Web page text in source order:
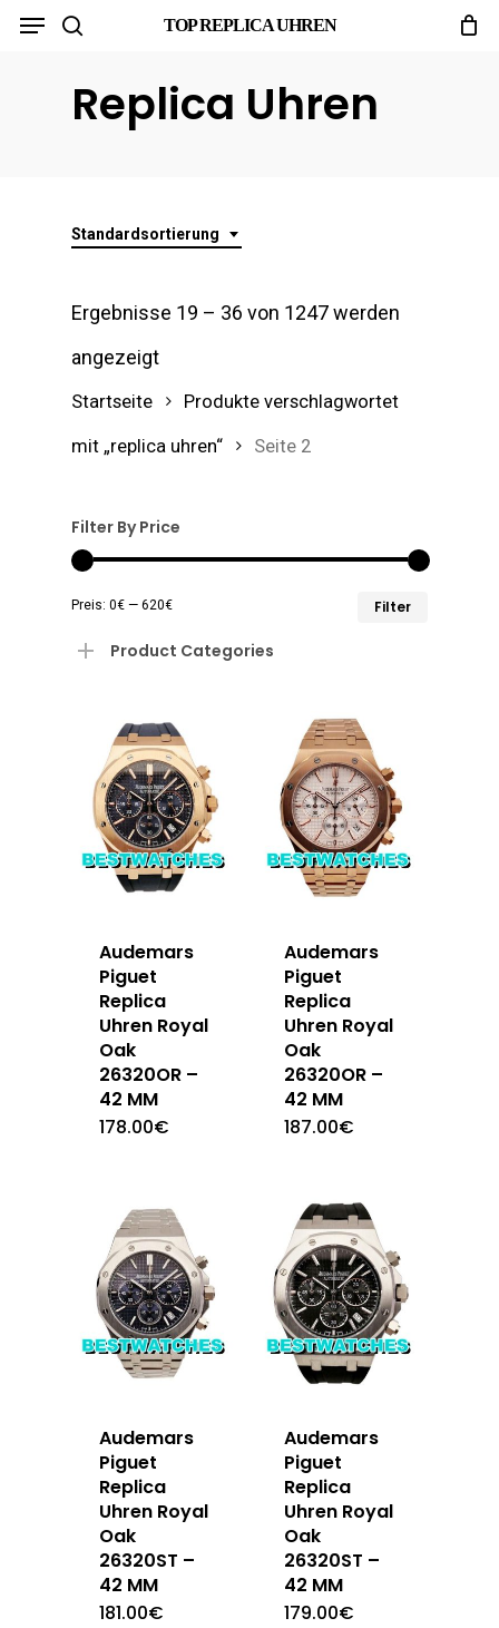
Skip
TOP REPLICA UHREN
Menu
Replica Uhren
Standardsortierung
Ergebnisse 19 – 36 von 1247 werden
angezeigt
Startseite Produkte verschlagwortet
mit „replica uhren“ Seite 2
Filter By Price
Filter
Preis: 0€ — 620€
Product Categories
Audemars
Piguet
Replica
Uhren Royal
Oak
26320OR –
42 MM
178.00€
Audemars
Piguet
Replica
Uhren Royal
Oak
26320OR –
42 MM
187.00€
Audemars
Piguet
Replica
Uhren Royal
Oak
26320ST –
42 MM
181.00€
Audemars
Piguet
Replica
Uhren Royal
Oak
26320ST –
42 MM
179.00€